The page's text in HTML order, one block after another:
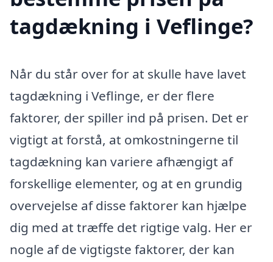
tagdækning i Veflinge?
Når du står over for at skulle have lavet
tagdækning i Veflinge, er der flere
faktorer, der spiller ind på prisen. Det er
vigtigt at forstå, at omkostningerne til
tagdækning kan variere afhængigt af
forskellige elementer, og at en grundig
overvejelse af disse faktorer kan hjælpe
dig med at træffe det rigtige valg. Her er
nogle af de vigtigste faktorer, der kan